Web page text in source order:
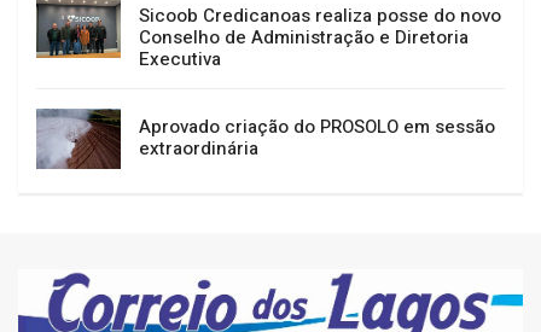
Sicoob Credicanoas realiza posse do novo
Conselho de Administração e Diretoria
Executiva
Aprovado criação do PROSOLO em sessão
extraordinária